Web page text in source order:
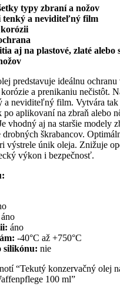
typy zbraní a nožov
a neviditeľný film
aj na plastové, zlaté alebo
predstavuje ideálnu ochranu
a prenikaniu nečistôt.
a neviditeľný film. Vytvára tak
po aplikovaní na zbraň alebo
vhodný aj na staršie modely
drobných škrabancov.
výstrele únik oleja. Znižuje
výkon i bezpečnosť.
áno
áno
-40°C až +750°C
silikónu: nie
“Tekutý konzervačný olej
100 ml”